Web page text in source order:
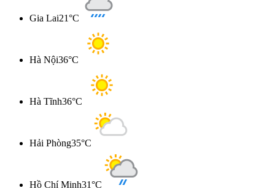
Gia Lai21°C
Hà Nội36°C
Hà Tĩnh36°C
Hải Phòng35°C
Hồ Chí Minh31°C